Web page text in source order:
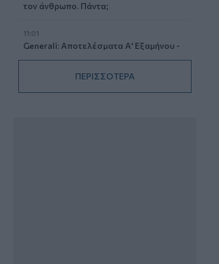
τον άνθρωπο. Πάντα;
11:01
Generali: Αποτελέσματα Α' Εξαμήνου -
Εξαιρετική ανάπτυξη στα Λειτουργικά
Αποτελέσματα με συμβολή από όλες
τις επιχειρηματικές δραστηριότητες
ΠΕΡΙΣΣΟΤΕΡΑ